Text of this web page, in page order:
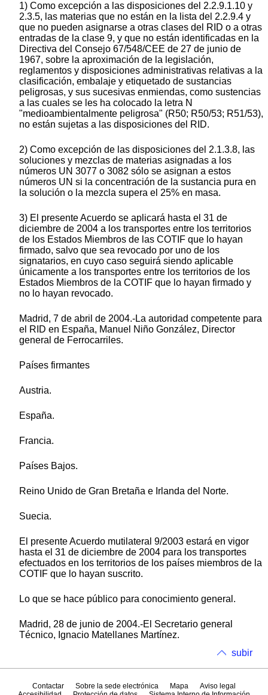
1) Como excepción a las disposiciones del 2.2.9.1.10 y
2.3.5, las materias que no están en la lista del 2.2.9.4 y
que no pueden asignarse a otras clases del RID o a otras
entradas de la clase 9, y que no están identificadas en la
Directiva del Consejo 67/548/CEE de 27 de junio de
1967, sobre la aproximación de la legislación,
reglamentos y disposiciones administrativas relativas a la
clasificación, embalaje y etiquetado de sustancias
peligrosas, y sus sucesivas enmiendas, como sustencias
a las cuales se les ha colocado la letra N
"medioambientalmente peligrosa" (R50; R50/53; R51/53),
no están sujetas a las disposiciones del RID.
2) Como excepción de las disposiciones del 2.1.3.8, las
soluciones y mezclas de materias asignadas a los
números UN 3077 o 3082 sólo se asignan a estos
números UN si la concentración de la sustancia pura en
la solución o la mezcla supera el 25% en masa.
3) El presente Acuerdo se aplicará hasta el 31 de
diciembre de 2004 a los transportes entre los territorios
de los Estados Miembros de las COTIF que lo hayan
firmado, salvo que sea revocado por uno de los
signatarios, en cuyo caso seguirá siendo aplicable
únicamente a los transportes entre los territorios de los
Estados Miembros de la COTIF que lo hayan firmado y
no lo hayan revocado.
Madrid, 7 de abril de 2004.-La autoridad competente para
el RID en España, Manuel Niño González, Director
general de Ferrocarriles.
Países firmantes
Austria.
España.
Francia.
Países Bajos.
Reino Unido de Gran Bretaña e Irlanda del Norte.
Suecia.
El presente Acuerdo mutilateral 9/2003 estará en vigor
hasta el 31 de diciembre de 2004 para los transportes
efectuados en los territorios de los países miembros de la
COTIF que lo hayan suscrito.
Lo que se hace público para conocimiento general.
Madrid, 28 de junio de 2004.-El Secretario general
Técnico, Ignacio Matellanes Martínez.
subir
Contactar Sobre la sede electrónica Mapa
Aviso legal